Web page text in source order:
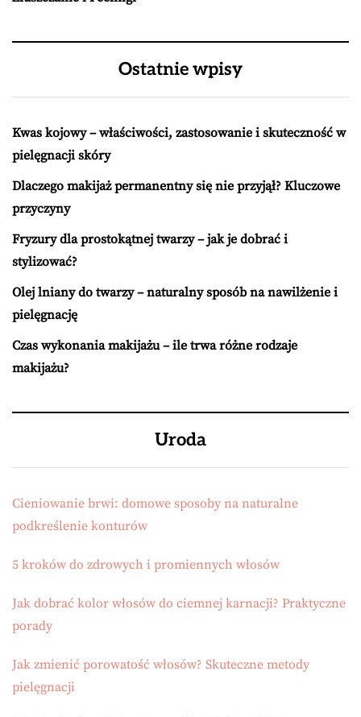
Ostatnie wpisy
Kwas kojowy – właściwości, zastosowanie i skuteczność w
pielęgnacji skóry
Dlaczego makijaż permanentny się nie przyjął? Kluczowe
przyczyny
Fryzury dla prostokątnej twarzy – jak je dobrać i
stylizować?
Olej lniany do twarzy – naturalny sposób na nawilżenie i
pielęgnację
Czas wykonania makijażu – ile trwa różne rodzaje
makijażu?
Uroda
Cieniowanie brwi: domowe sposoby na naturalne
podkreślenie konturów
5 kroków do zdrowych i promiennych włosów
Jak dobrać kolor włosów do ciemnej karnacji? Praktyczne
porady
Jak zmienić porowatość włosów? Skuteczne metody
pielęgnacji